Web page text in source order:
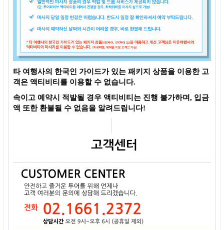
타 여행사의 한국인 가이드가 있는 패키지 상품을 이용한 고
객은 액티비티를 이용할 수 없습니다.
속이고 예약시 적발될 경우 액티비티는 진행 불가하며, 입금
액 또한 환불될 수 없음을 알려드립니다!